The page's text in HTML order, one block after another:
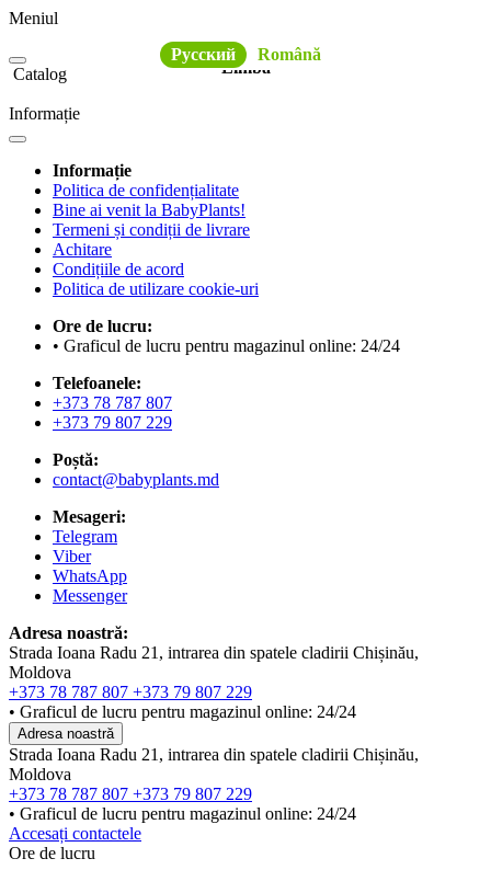
Meniul
Limba
Русский
Română
Catalog
Informație
Informație
Politica de confidențialitate
Bine ai venit la BabyPlants!
Termeni și condiții de livrare
Achitare
Condițiile de acord
Politica de utilizare cookie-uri
Ore de lucru:
• Graficul de lucru pentru magazinul online: 24/24
Telefoanele:
+373 78 787 807
+373 79 807 229
Poștă:
contact@babyplants.md
Mesageri:
Telegram
Viber
WhatsApp
Messenger
Adresa noastră:
Strada Ioana Radu 21, intrarea din spatele cladirii Chișinău,
Moldova
+373 78 787 807 +373 79 807 229
• Graficul de lucru pentru magazinul online: 24/24
Adresa noastră
Strada Ioana Radu 21, intrarea din spatele cladirii Chișinău,
Moldova
+373 78 787 807 +373 79 807 229
• Graficul de lucru pentru magazinul online: 24/24
Accesați contactele
Ore de lucru